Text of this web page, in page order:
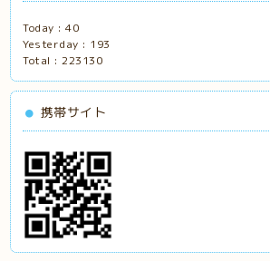
Today :40
Yesterday : 193
Total :223130
携帯サイト